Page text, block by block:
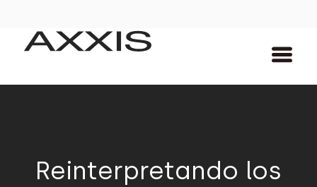
Reinterpretando los